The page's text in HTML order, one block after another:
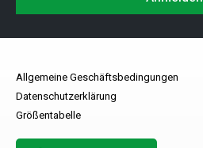
Allgemeine Geschäftsbedingungen
Datenschutzerklärung
Größentabelle